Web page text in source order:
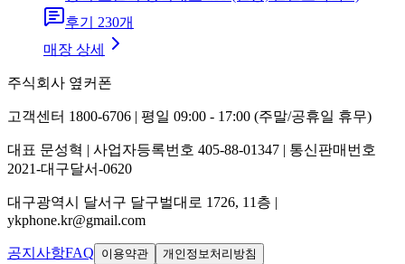
후기 230개
매장 상세
주식회사 옆커폰
고객센터 1800-6706 | 평일 09:00 - 17:00 (주말/공휴일 휴무)
대표 문성혁 | 사업자등록번호 405-88-01347 | 통신판매번호
2021-대구달서-0620
대구광역시 달서구 달구벌대로 1726, 11층 |
ykphone.kr@gmail.com
공지사항FAQ 이용약관 개인정보처리방침